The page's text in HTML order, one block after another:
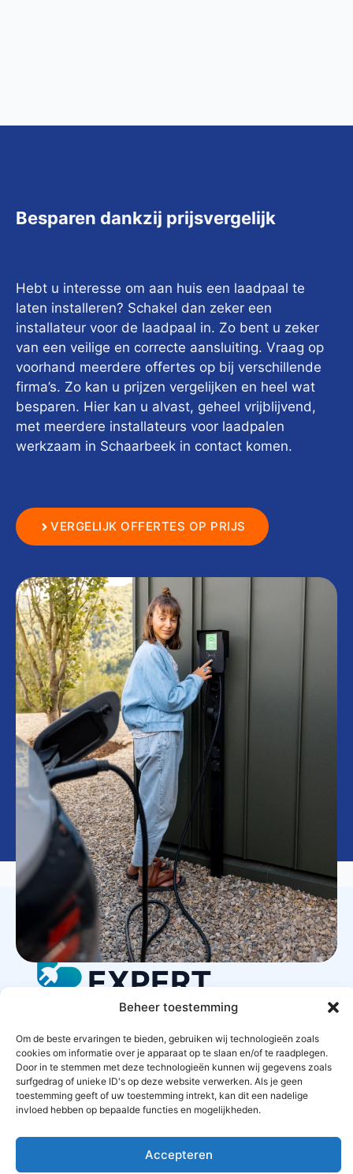
Beheer toestemming
Om de beste ervaringen te bieden, gebruiken wij technologieën zoals
cookies om informatie over je apparaat op te slaan en/of te raadplegen.
Door in te stemmen met deze technologieën kunnen wij gegevens zoals
surfgedrag of unieke ID's op deze website verwerken. Als je geen
toestemming geeft of uw toestemming intrekt, kan dit een nadelige
invloed hebben op bepaalde functies en mogelijkheden.
Accepteren
Besparen dankzij prijsvergelijk
Hebt u interesse om aan huis een laadpaal te
laten installeren? Schakel dan zeker een
installateur voor de laadpaal in. Zo bent u zeker
van een veilige en correcte aansluiting. Vraag op
voorhand meerdere offertes op bij verschillende
firma’s. Zo kan u prijzen vergelijken en heel wat
besparen. Hier kan u alvast, geheel vrijblijvend,
met meerdere installateurs voor laadpalen
werkzaam in Schaarbeek in contact komen.
VERGELIJK OFFERTES OP PRIJS
LAADPAAL
EXPERT
STARTPAGINA CONTACT PRIVACYBELEID
ALGEMENE VOORWAARDEN
OFFERTES AANVRAGEN SITEMAP